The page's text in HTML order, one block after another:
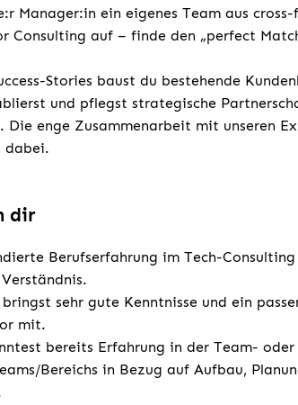
Manager:in ein eigenes Team aus
Consulting auf – finde den „perfect
Stories baust du bestehende
und pflegst strategische
enge Zusammenarbeit mit unseren
dabei.
dir
Berufserfahrung im Tech-
bringst sehr gute Kenntnisse und ein
mit.
bereits Erfahrung in der Team-
Bereichs in Bezug auf Aufbau,